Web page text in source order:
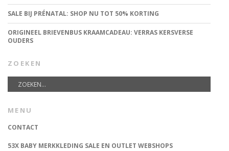
SALE BIJ PRÉNATAL: SHOP NU TOT 50% KORTING
ORIGINEEL BRIEVENBUS KRAAMCADEAU: VERRAS KERSVERSE
OUDERS
ZOEKEN
MENU
CONTACT
53X BABY MERKKLEDING SALE EN OUTLET WEBSHOPS